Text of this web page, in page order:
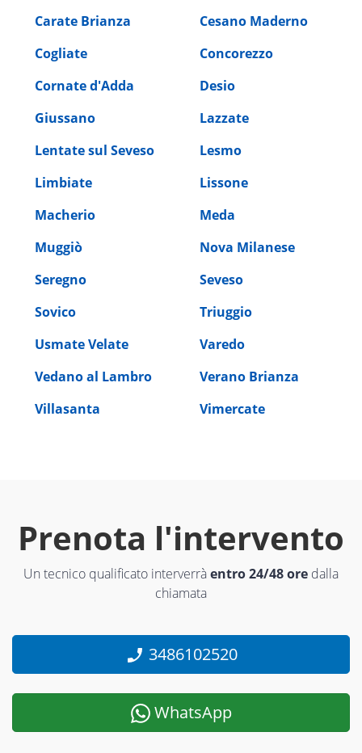
Carate Brianza
Cesano Maderno
Cogliate
Concorezzo
Cornate d'Adda
Desio
Giussano
Lazzate
Lentate sul Seveso
Lesmo
Limbiate
Lissone
Macherio
Meda
Muggiò
Nova Milanese
Seregno
Seveso
Sovico
Triuggio
Usmate Velate
Varedo
Vedano al Lambro
Verano Brianza
Villasanta
Vimercate
Prenota l'intervento
Un tecnico qualificato interverràentro 24/48 ore dalla
chiamata
3486102520
WhatsApp